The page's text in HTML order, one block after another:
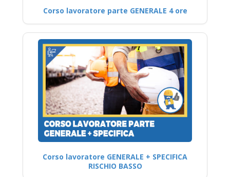
Corso lavoratore parte GENERALE 4 ore
Corso lavoratore GENERALE + SPECIFICA
RISCHIO BASSO